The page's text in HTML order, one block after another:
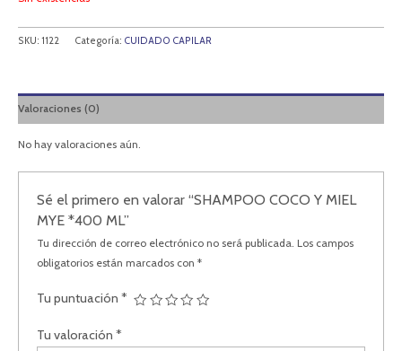
SKU: 1122 Categoría: CUIDADO CAPILAR
Valoraciones (0)
No hay valoraciones aún.
Sé el primero en valorar “SHAMPOO COCO Y MIEL
MYE *400 ML”
Tu dirección de correo electrónico no será publicada. Los campos
obligatorios están marcados con*
Tu puntuación*
Tu valoración*